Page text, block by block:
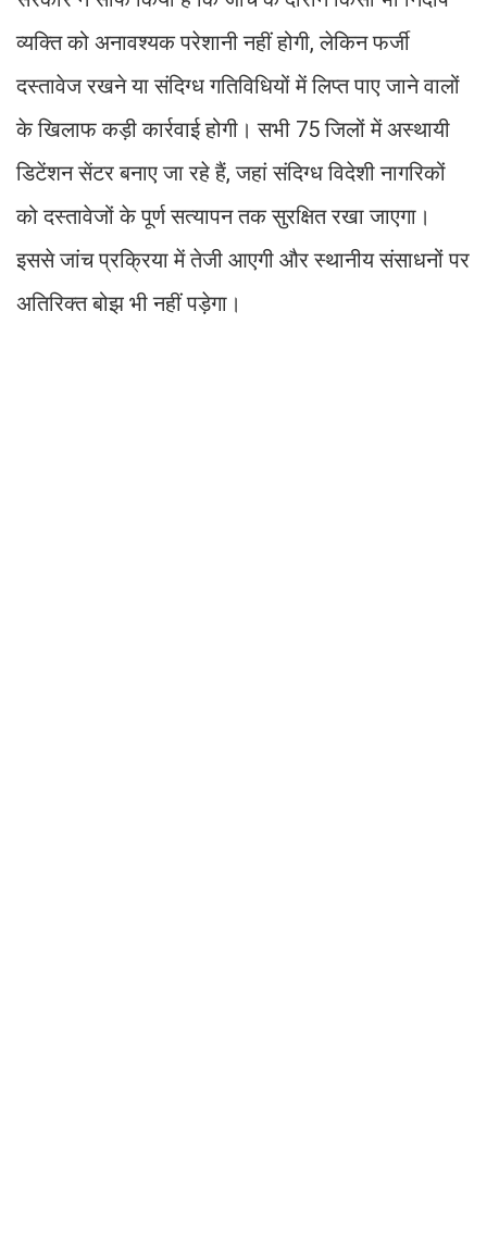
व्यक्ति को अनावश्यक परेशानी नहीं होगी, लेकिन फर्जी
दस्तावेज रखने या संदिग्ध गतिविधियों में लिप्त पाए जाने वालों
के खिलाफ कड़ी कार्रवाई होगी। सभी 75 जिलों में अस्थायी
डिटेंशन सेंटर बनाए जा रहे हैं, जहां संदिग्ध विदेशी नागरिकों
को दस्तावेजों के पूर्ण सत्यापन तक सुरक्षित रखा जाएगा।
इससे जांच प्रक्रिया में तेजी आएगी और स्थानीय संसाधनों पर
अतिरिक्त बोझ भी नहीं पड़ेगा।